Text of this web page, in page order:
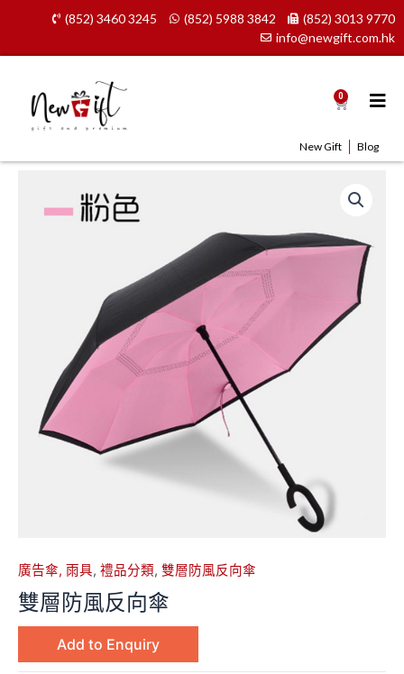
content
(852) 3460 3245 (852) 5988 3842
(852) 3013 9770
info@newgift.com.hk
0 Cart
New Gift Blog
廣告傘, 雨具, 禮品分類, 雙層防風反向傘
雙層防風反向傘
Add to Enquiry